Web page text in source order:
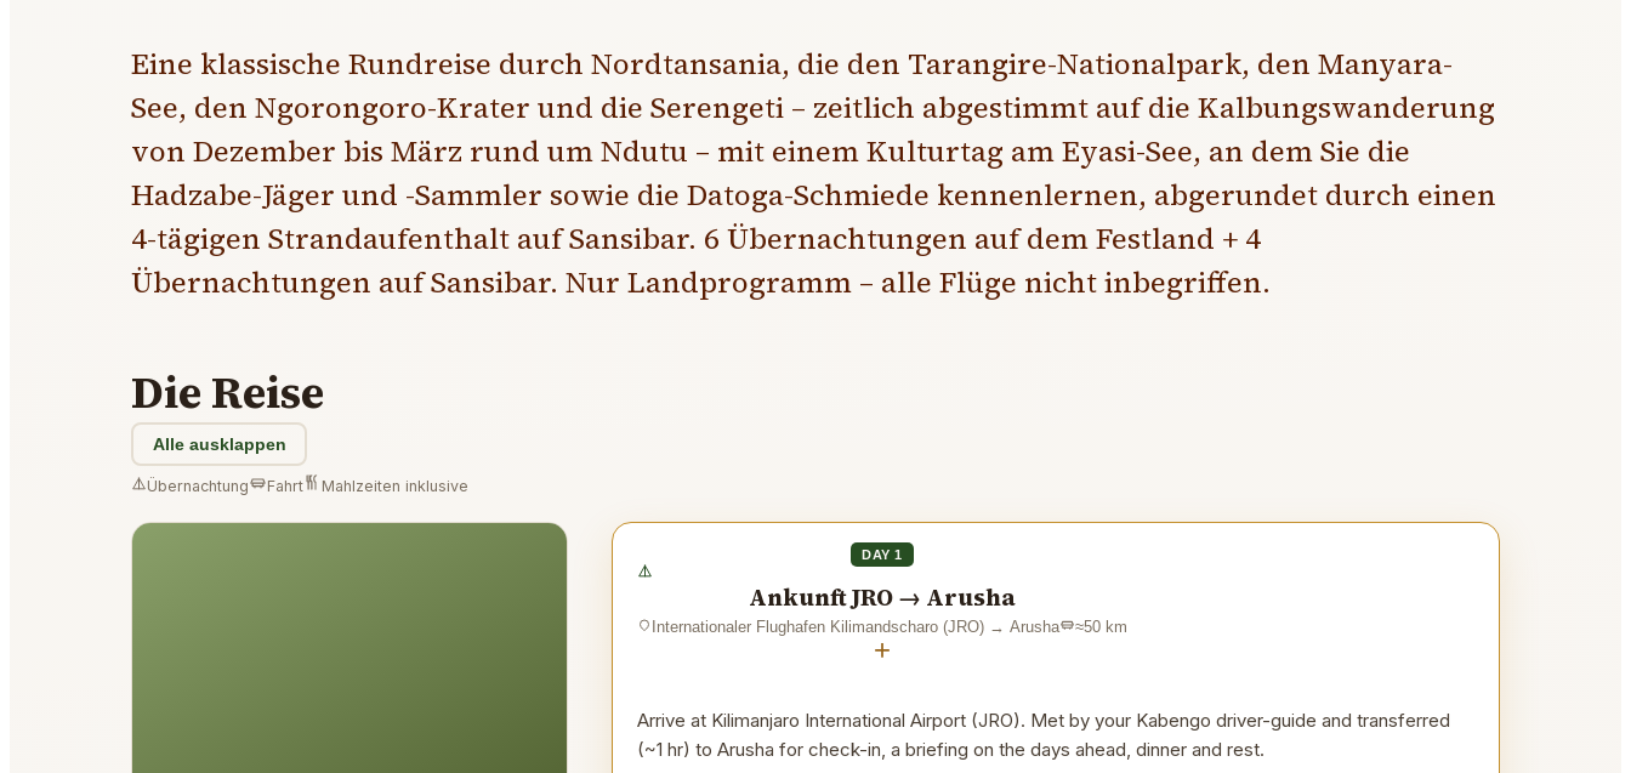
Eine klassische Rundreise durch Nordtansania, die den Tarangire-Nationalpark, den Manyara-
See, den Ngorongoro-Krater und die Serengeti – zeitlich abgestimmt auf die Kalbungswanderung
von Dezember bis März rund um Ndutu – mit einem Kulturtag am Eyasi-See, an dem Sie die
Hadzabe-Jäger und -Sammler sowie die Datoga-Schmiede kennenlernen, abgerundet durch einen
4-tägigen Strandaufenthalt auf Sansibar. 6 Übernachtungen auf dem Festland + 4
Übernachtungen auf Sansibar. Nur Landprogramm – alle Flüge nicht inbegriffen.
Die Reise
Alle ausklappen
Übernachtung Fahrt Mahlzeiten inklusive
DAY 1
Ankunft JRO → Arusha
Internationaler Flughafen Kilimandscharo (JRO) → Arusha ≈50 km
+
Arrive at Kilimanjaro International Airport (JRO). Met by your Kabengo driver-guide and transferred
(~1 hr) to Arusha for check-in, a briefing on the days ahead, dinner and rest.